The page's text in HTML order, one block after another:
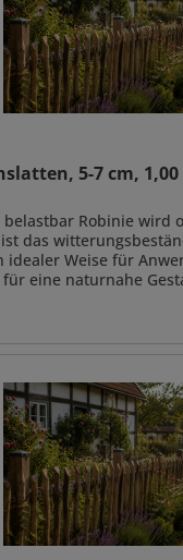
5-7 cm, 1,00
Robinie wird
das
idealer Weise für
eine naturnahe